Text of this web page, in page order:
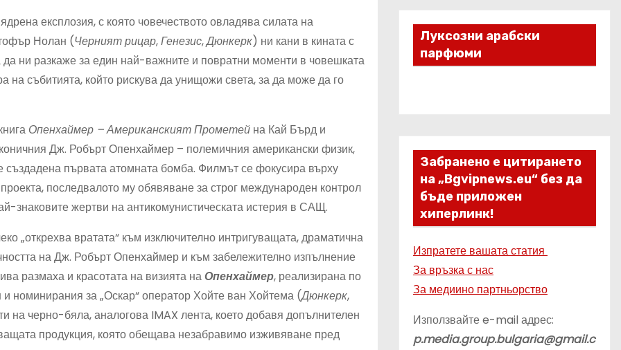
експлозия, с която човечеството овладява силата на
Нолан (Черният рицар,Генезис,Дюнкерк) ни кани в кината с
да ни разкаже за един най-важните и повратни моменти в човешката
на събитията, който рискува да унищожи света, за да може да го
Опенхаймер – Американският Прометей на Кай Бърд и
Дж. Робърт Опенхаймер – полемичния американски физик,
създадена първата атомната бомба. Филмът се фокусира върху
последвалото му обявяване за строг международен контрол
знаковите жертви на антикомунистическата истерия в САЩ.
„открехва вратата“ към изключително интригуващата, драматична
на Дж. Робърт Опенхаймер и към забележително изпълнение
размаха и красотата на визията наОпенхаймер, реализирана по
номинирания за „Оскар“ оператор Хойте ван Хойтема (Дюнкерк,
на черно-бяла, аналогова IMAX лента, което добавя допълнителен
продукция, която обещава незабравимо изживяване пред
Луксозни арабски
парфюми
Забранено е цитирането
на „Bgvipnews.eu“ без да
бъде приложен
хиперлинк!
Изпратете вашата статия
За връзка с нас
За медиино партньорство
Използвайте e-mail адрес:
p.media.group.bulgaria@gmail.c